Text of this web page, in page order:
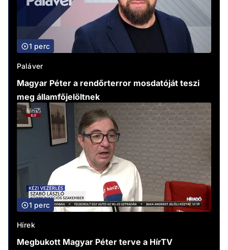
1 perc
Paláver
Magyar Péter a rendőrterror mosdatóját teszi
meg államfőjelöltnek
1 perc
Hírek
Megbukott Magyar Péter terve a HírTV